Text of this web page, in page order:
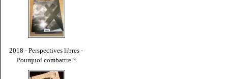
2018 - Perspectives libres -
Pourquoi combattre ?